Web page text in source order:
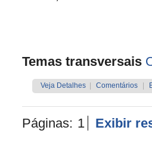
Temas transversais
Veja Detalhes Comentários
Páginas: 1 Exibir